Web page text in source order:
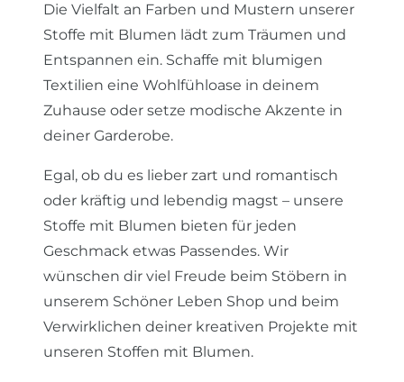
Die Vielfalt an Farben und Mustern unserer
Stoffe mit Blumen lädt zum Träumen und
Entspannen ein. Schaffe mit blumigen
Textilien eine Wohlfühloase in deinem
Zuhause oder setze modische Akzente in
deiner Garderobe.
Egal, ob du es lieber zart und romantisch
oder kräftig und lebendig magst – unsere
Stoffe mit Blumen bieten für jeden
Geschmack etwas Passendes. Wir
wünschen dir viel Freude beim Stöbern in
unserem Schöner Leben Shop und beim
Verwirklichen deiner kreativen Projekte mit
unseren Stoffen mit Blumen.